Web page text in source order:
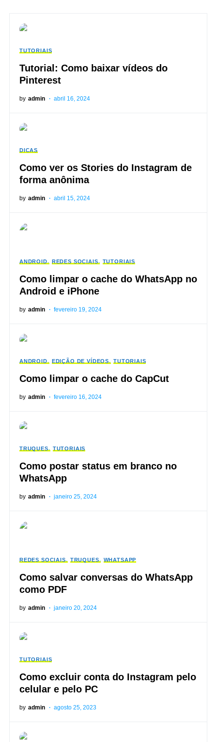
TUTORIAIS
Tutorial: Como baixar vídeos do
Pinterest
by admin abril 16, 2024
DICAS
Como ver os Stories do Instagram de
forma anônima
by admin abril 15, 2024
ANDROID REDES SOCIAIS TUTORIAIS
Como limpar o cache do WhatsApp no
​​Android e iPhone
by admin fevereiro 19, 2024
ANDROID EDIÇÃO DE VÍDEOS TUTORIAIS
Como limpar o cache do CapCut
by admin fevereiro 16, 2024
TRUQUES TUTORIAIS
Como postar status em branco no
WhatsApp
by admin janeiro 25, 2024
REDES SOCIAIS TRUQUES WHATSAPP
Como salvar conversas do WhatsApp
como PDF
by admin janeiro 20, 2024
TUTORIAIS
Como excluir conta do Instagram pelo
celular e pelo PC
by admin agosto 25, 2023